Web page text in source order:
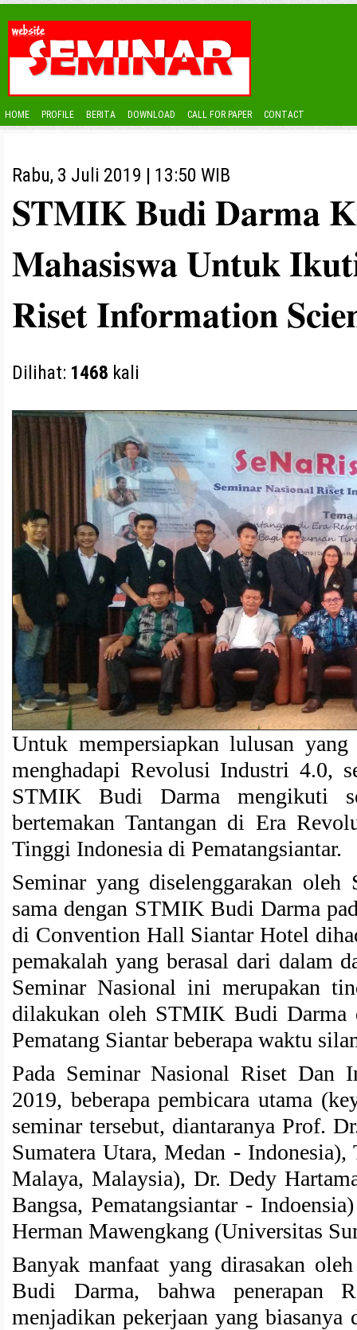
HOME PROFILE BERITA DOWNLOAD CALL FOR PAPER CONTACT
Rabu, 3 Juli 2019 | 13:50 WIB
STMIK Budi Darma
Mahasiswa Untuk
Riset Information
Dilihat: 1468 kali
Untuk mempersiapkan lulusan
menghadapi Revolusi Industri 4.0,
STMIK Budi Darma mengikuti
bertemakan Tantangan di Era
Tinggi Indonesia di Pematangsiantar.
Seminar yang diselenggarakan
sama dengan STMIK Budi Darma
di Convention Hall Siantar Hotel
pemakalah yang berasal dari dalam
Seminar Nasional ini merupakan
dilakukan oleh STMIK Budi Darma
Pematang Siantar beberapa waktu
Pada Seminar Nasional Riset Dan
2019, beberapa pembicara utama
seminar tersebut, diantaranya Prof.
Sumatera Utara, Medan -
Malaya, Malaysia), Dr. Dedy
Bangsa, Pematangsiantar -
Herman Mawengkang (Universitas
Banyak manfaat yang dirasakan
Budi Darma, bahwa penerapan
menjadikan pekerjaan yang